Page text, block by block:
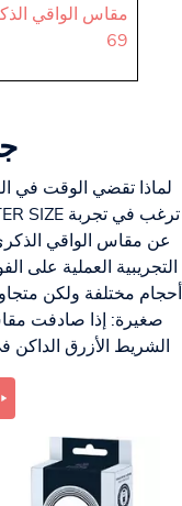
مقاس الواقي
69
لماذا تقضي الوقت في
عن مقاس الواقي
التجريبية العملية على
أحجام مختلفة ولكن
الشريط الأزرق